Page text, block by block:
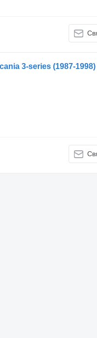
3-series (1987-1998)